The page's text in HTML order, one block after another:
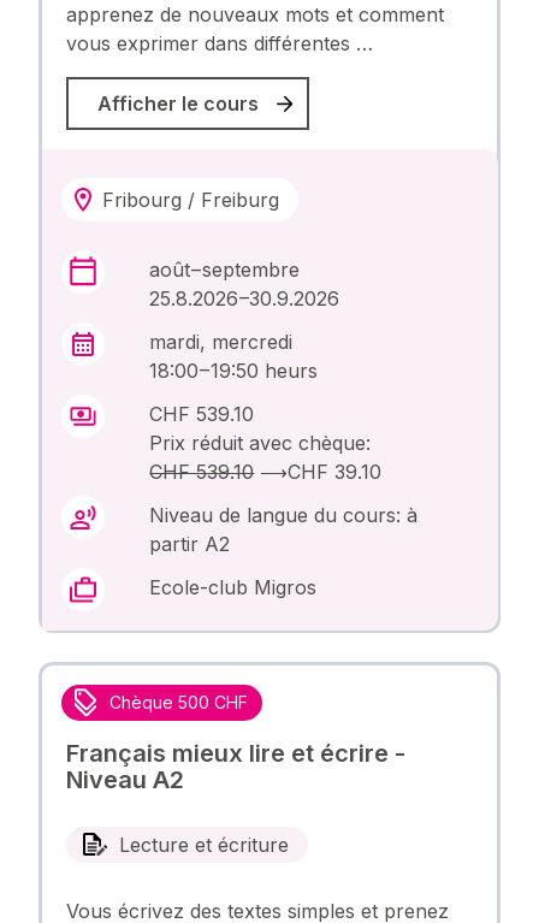
apprenez de nouveaux mots et comment
vous exprimer dans différentes …
Afficher le cours
Fribourg / Freiburg
août – septembre
25.8.2026 –30.9.2026
mardi, mercredi
18:00 – 19:50 heurs
CHF 539.10
Prix réduit avec chèque:
CHF 539.10⟶CHF 39.10
Niveau de langue du cours: à
partir A2
Ecole-club Migros
Chèque 500 CHF
Français mieux lire et écrire -
Niveau A2
Lecture et écriture
Vous écrivez des textes simples et prenez